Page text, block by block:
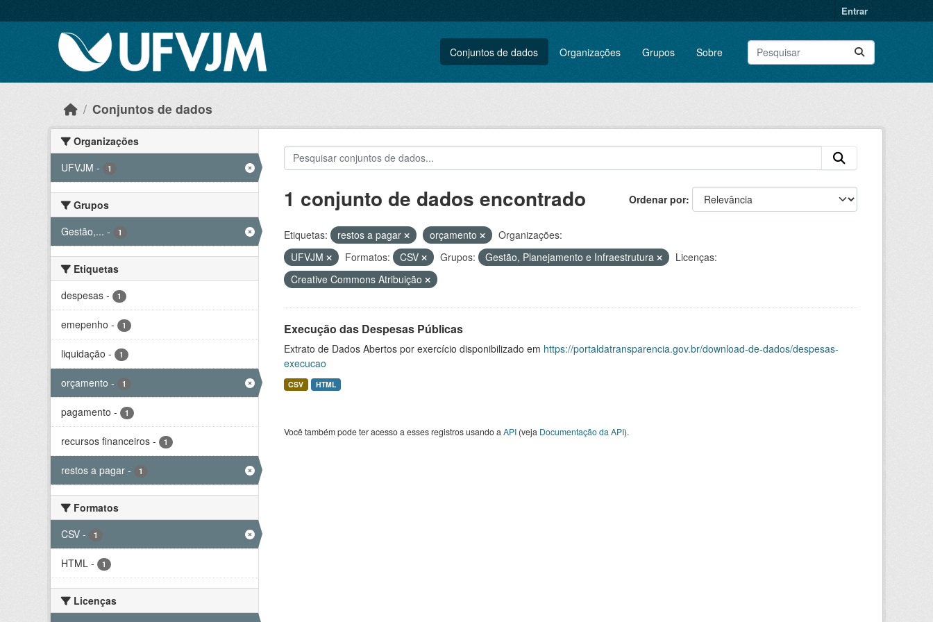
Entrar
Conjuntos de dados Organizações Grupos Sobre
Conjuntos de dados
Organizações
UFVJM - 1
Grupos
Gestão,... - 1
Etiquetas
despesas - 1
emepenho - 1
liquidação - 1
orçamento - 1
pagamento - 1
recursos financeiros - 1
restos a pagar - 1
Formatos
CSV - 1
HTML - 1
Licenças
Ordenar por
1 conjunto de dados encontrado
Etiquetas: restos a pagar orçamento
Organizações:
UFVJM
Formatos: CSV Grupos: Gestão, Planejamento e Infraestrutura
Licenças:
Creative Commons Atribuição
Execução das Despesas Públicas
Extrato de Dados Abertos por exercício disponibilizado em https://portaldatransparencia.gov.br/download-de-dados/despesas-
execucao
CSV HTML
Você também pode ter acesso a esses registros usando a API(veja Documentação da API).